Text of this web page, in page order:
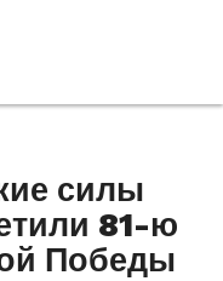
силы
81-ю
Победы